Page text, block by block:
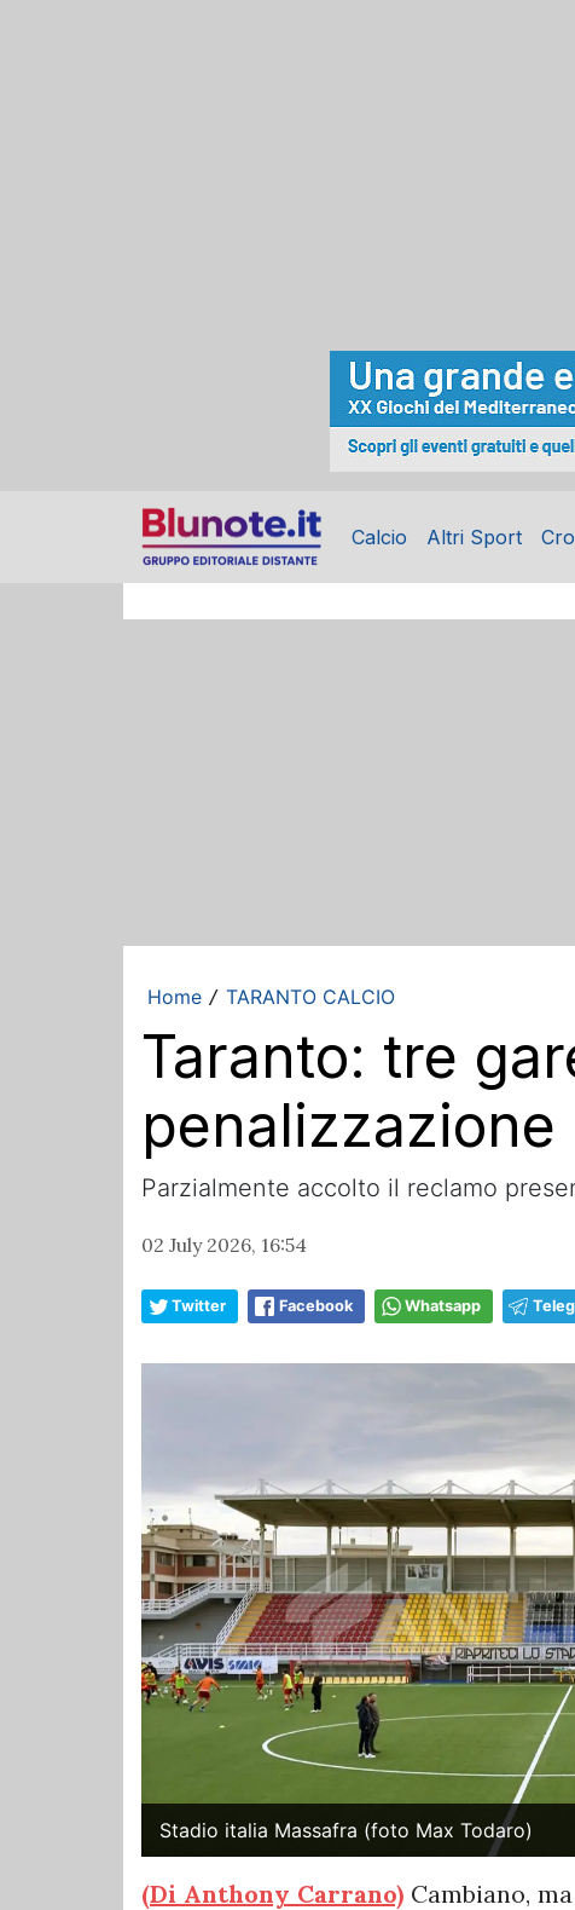
Calcio Altri Sport
Home / TARANTO CALCIO
Taranto: tre
penalizzazione
Parzialmente accolto il reclamo
02 July 2026, 16:54
Twitter Facebook Whatsapp
Stadio italia Massafra (foto Max Todaro)
(Di Anthony Carrano)Cambiano,